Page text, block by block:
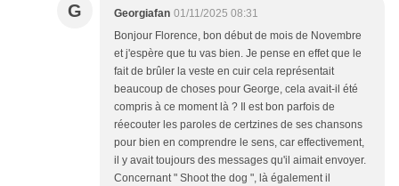
G Georgiafan 01/11/2025 08:31
Bonjour Florence, bon début de mois de Novembre
et j'espère que tu vas bien. Je pense en effet que le
fait de brûler la veste en cuir cela représentait
beaucoup de choses pour George, cela avait-il été
compris à ce moment là ? Il est bon parfois de
réecouter les paroles de certzines de ses chansons
pour bien en comprendre le sens, car effectivement,
il y avait toujours des messages qu'il aimait envoyer.
Concernant " Shoot the dog ", là également il